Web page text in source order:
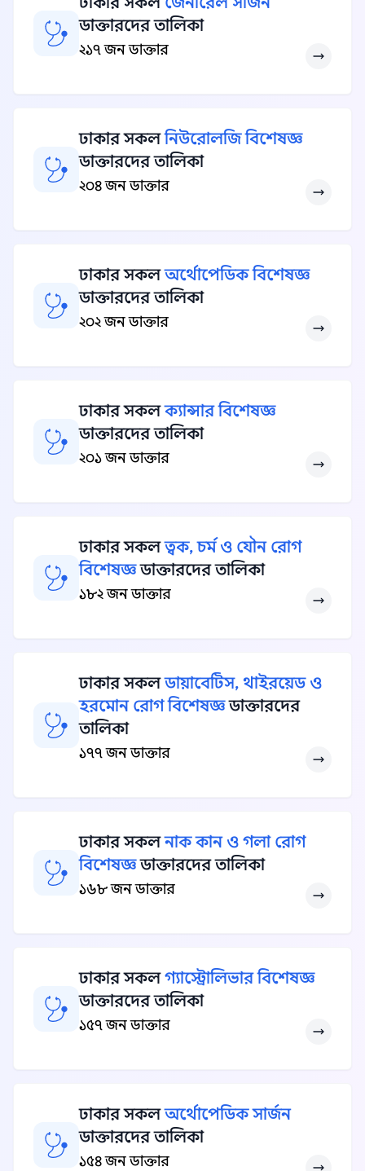
ডাক্তারদের তালিকা
২১৭ জন ডাক্তার
ঢাকার সকলনিউরোলজি বিশেষজ্ঞ
ডাক্তারদের তালিকা
২০৪ জন ডাক্তার
ঢাকার সকলঅর্থোপেডিক বিশেষজ্ঞ
ডাক্তারদের তালিকা
২০২ জন ডাক্তার
ঢাকার সকলক্যান্সার বিশেষজ্ঞ
ডাক্তারদের তালিকা
২০১ জন ডাক্তার
ঢাকার সকলত্বক, চর্ম ও যৌন রোগ
বিশেষজ্ঞডাক্তারদের তালিকা
১৮২ জন ডাক্তার
ঢাকার সকলডায়াবেটিস, থাইরয়েড ও
হরমোন রোগ বিশেষজ্ঞডাক্তারদের
তালিকা
১৭৭ জন ডাক্তার
ঢাকার সকলনাক কান ও গলা রোগ
বিশেষজ্ঞডাক্তারদের তালিকা
১৬৮ জন ডাক্তার
ঢাকার সকলগ্যাস্ট্রোলিভার বিশেষজ্ঞ
ডাক্তারদের তালিকা
১৫৭ জন ডাক্তার
ঢাকার সকলঅর্থোপেডিক সার্জন
ডাক্তারদের তালিকা
১৫৪ জন ডাক্তার